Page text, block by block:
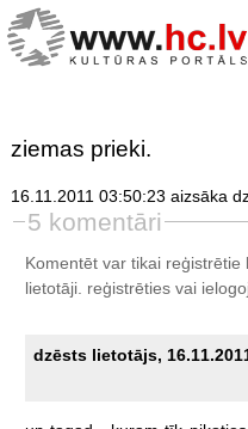
ziemas prieki.
16.11.2011 03:50:23 aizsāka
5 komentāri
Komentēt var tikai
lietotāji. reģistrētiesvai
dzēsts lietotājs,